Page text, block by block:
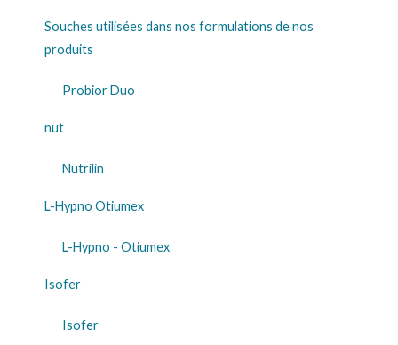
Souches utilisées dans nos formulations de nos
produits
Probior Duo
nut
Nutrilin
L-Hypno Otiumex
L-Hypno - Otiumex
Isofer
Isofer